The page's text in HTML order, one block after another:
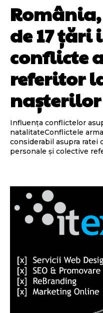
de 17
conflicte
referitor
nașterilor
Influența conflictelor
natalitateConflictele
considerabil asupra ratei
personale și colective